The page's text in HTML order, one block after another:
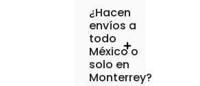
¿Hacen
envíos a
todo
México o
solo en
Monterrey?